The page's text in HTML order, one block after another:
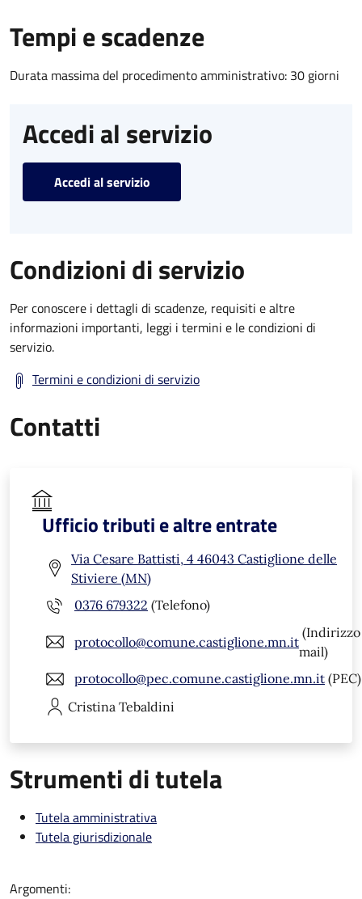
Tempi e scadenze
Durata massima del procedimento amministrativo: 30 giorni
Accedi al servizio
Accedi al servizio
Condizioni di servizio
Per conoscere i dettagli di scadenze, requisiti e altre
informazioni importanti, leggi i termini e le condizioni di
servizio.
Termini e condizioni di servizio
Contatti
Ufficio tributi e altre entrate
Via Cesare Battisti, 4 46043 Castiglione delle
Stiviere (MN)
0376 679322 (Telefono)
protocollo@comune.castiglione.mn.it
(Indirizzo
mail)
protocollo@pec.comune.castiglione.mn.it (PEC)
Cristina Tebaldini
Strumenti di tutela
Tutela amministrativa
Tutela giurisdizionale
Argomenti: